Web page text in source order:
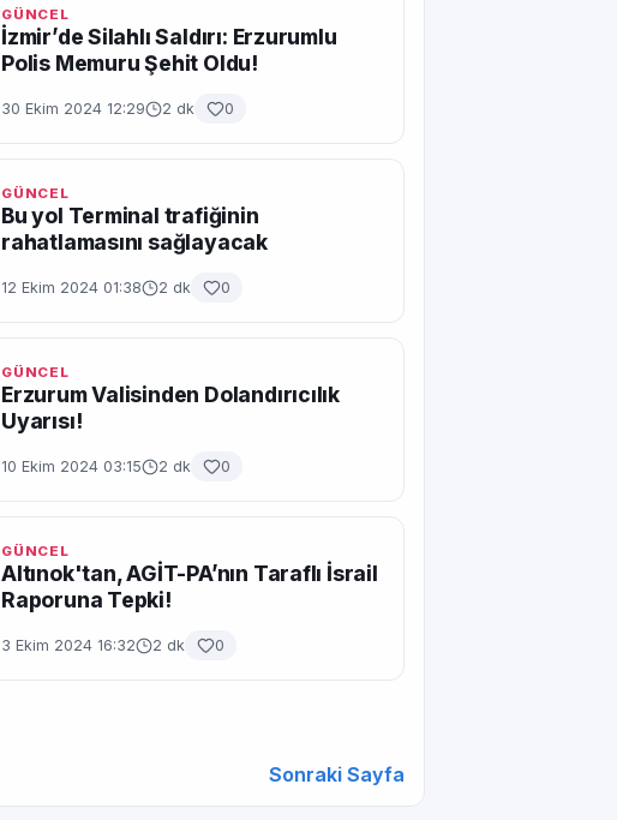
GÜNCEL
İzmir’de Silahlı Saldırı: Erzurumlu
Polis Memuru Şehit Oldu!
30 Ekim 2024 12:29 2 dk 0
GÜNCEL
Bu yol Terminal trafiğinin
rahatlamasını sağlayacak
12 Ekim 2024 01:38 2 dk 0
GÜNCEL
Erzurum Valisinden Dolandırıcılık
Uyarısı!
10 Ekim 2024 03:15 2 dk 0
GÜNCEL
Altınok'tan, AGİT-PA’nın Taraflı İsrail
Raporuna Tepki!
3 Ekim 2024 16:32 2 dk 0
Sonraki Sayfa